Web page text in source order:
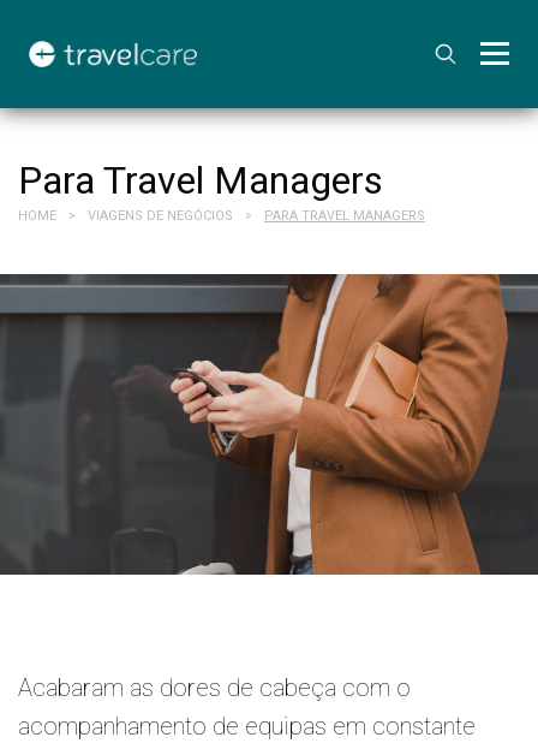
Para Travel Managers
HOME > VIAGENS DE NEGÓCIOS > PARA TRAVEL MANAGERS
Acabaram as dores de cabeça com o
acompanhamento de equipas em constante